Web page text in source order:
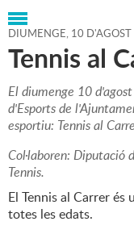
DIUMENGE, 10 D'AGOST
Tennis al
El diumenge 10
d'Esports de
esportiu: Tennis al
Col·laboren: Diputació
Tennis.
El Tennis al Carrer
totes les edats.